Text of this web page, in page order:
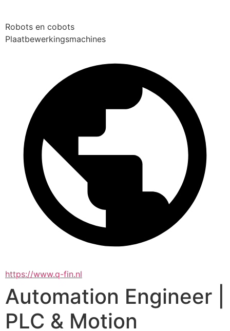
Robots en cobots
Plaatbewerkingsmachines
https://www.q-fin.nl
Automation Engineer |
PLC & Motion